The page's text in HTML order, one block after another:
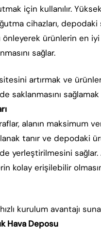
için kullanılır. Yüksek
cihazları, depodaki
önleyerek ürünlerin en iyi
sağlar.
artırmak ve
saklanmasını
alanın maksimum
tanır ve depodaki
yerleştirilmesini sağlar.
kolay erişilebilir
kurulum avantajı
Hava Deposu